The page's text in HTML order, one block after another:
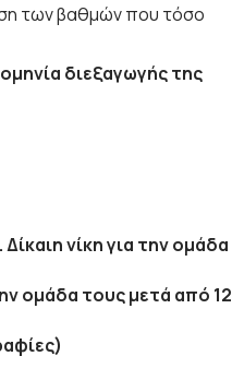
των βαθμών που τόσο
διεξαγωγής της
νίκη για την ομάδα
ομάδα τους μετά από 12